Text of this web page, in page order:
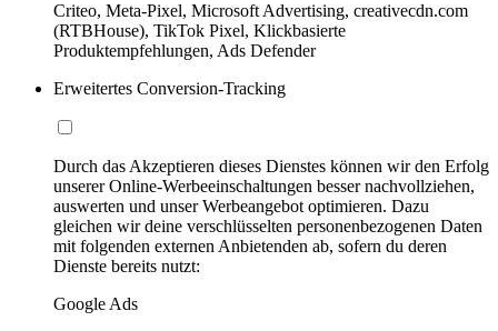
Criteo, Meta-Pixel, Microsoft Advertising, creativecdn.com
(RTBHouse), TikTok Pixel, Klickbasierte
Produktempfehlungen, Ads Defender
Erweitertes Conversion-Tracking
Durch das Akzeptieren dieses Dienstes können wir den Erfolg
unserer Online-Werbeeinschaltungen besser nachvollziehen,
auswerten und unser Werbeangebot optimieren. Dazu
gleichen wir deine verschlüsselten personenbezogenen Daten
mit folgenden externen Anbietenden ab, sofern du deren
Dienste bereits nutzt:
Google Ads